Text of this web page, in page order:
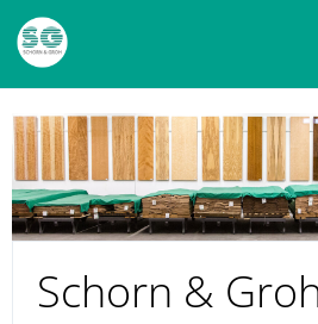
Schorn &